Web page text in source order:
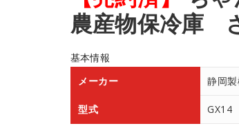
農産物保冷庫
基本情報
メーカー
静岡製
型式 GX14